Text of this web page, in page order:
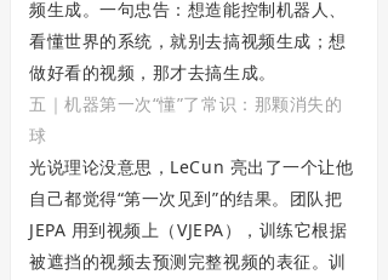
频生成。一句忠告：想造能控制机器人、
看懂世界的系统，就别去搞视频生成；想
做好看的视频，那才去搞生成。
五｜机器第一次“懂”了常识：那颗消失的
球
光说理论没意思，LeCun 亮出了一个让他
自己都觉得“第一次见到”的结果。团队把
JEPA 用到视频上（VJEPA），训练它根据
被遮挡的视频去预测完整视频的表征。训